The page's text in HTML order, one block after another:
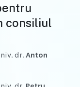
consiliul
dr. Anton